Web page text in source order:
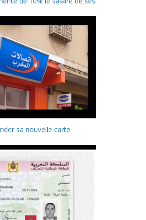
sa nouvelle carte